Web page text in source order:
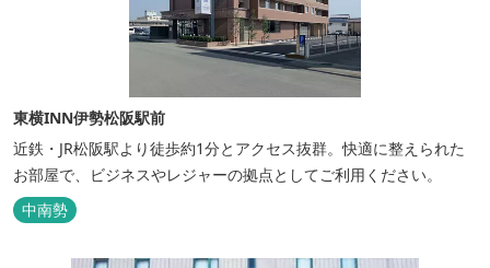
東横INN伊勢松阪駅前
近鉄・JR松阪駅より徒歩約1分とアクセス抜群。快適に整えられた
お部屋で、ビジネスやレジャーの拠点としてご利用ください。
中南勢